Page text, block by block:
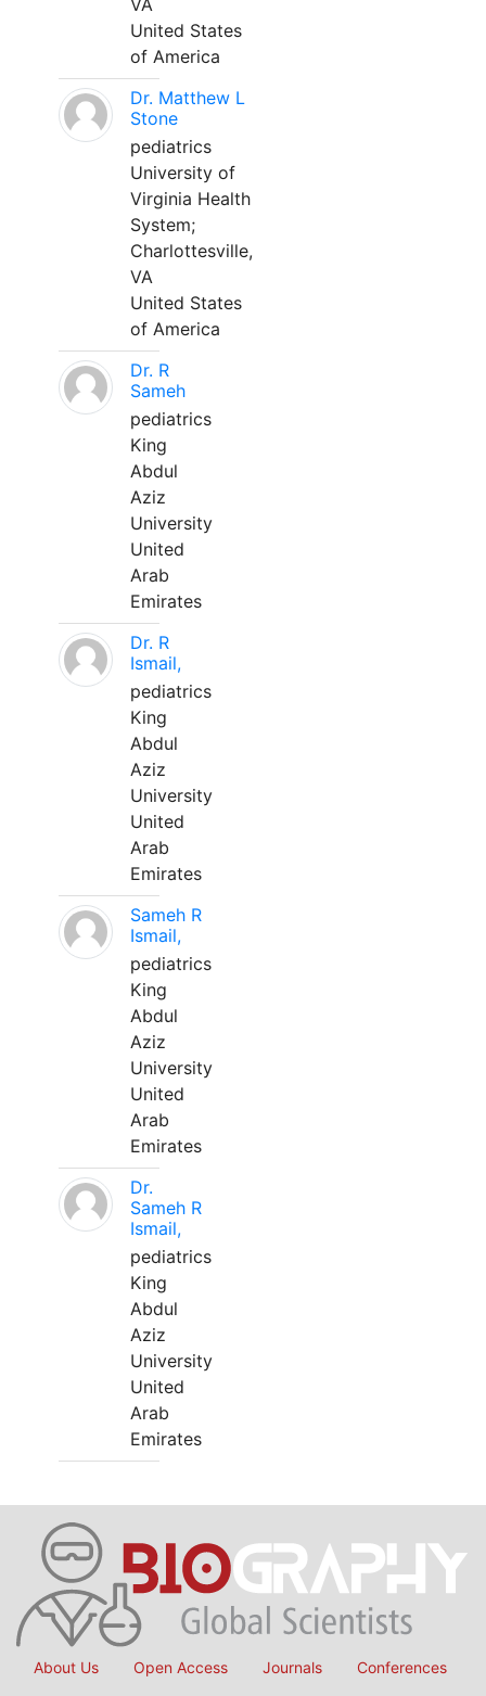
VA
United States
of America
Dr. Matthew L
Stone
pediatrics
University of
Virginia Health
System;
Charlottesville,
VA
United States
of America
Dr. R
Sameh
pediatrics
King
Abdul
Aziz
University
United
Arab
Emirates
Dr. R
Ismail,
pediatrics
King
Abdul
Aziz
University
United
Arab
Emirates
Sameh R
Ismail,
pediatrics
King
Abdul
Aziz
University
United
Arab
Emirates
Dr.
Sameh R
Ismail,
pediatrics
King
Abdul
Aziz
University
United
Arab
Emirates
About Us Open Access Journals Conferences